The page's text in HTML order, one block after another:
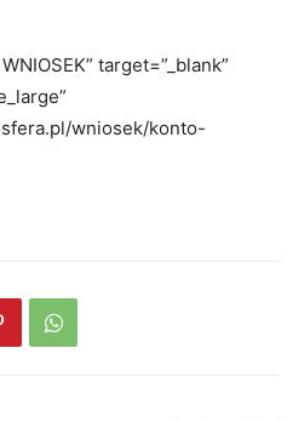
target=”_blank”
wniosek/konto-